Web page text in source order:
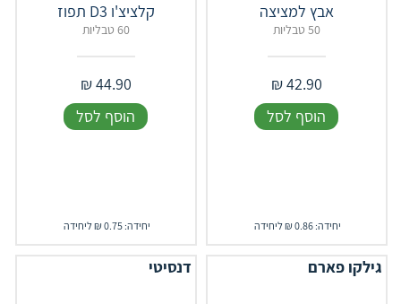
אבץ למציצה
50 טבליות
42.90
₪
הוסף לסל
יחידה: 0.86 ₪ ליחידה
קלציצ'ו D3 תפוז
60 טבליות
44.90
₪
הוסף לסל
יחידה: 0.75 ₪ ליחידה
גילקו פארם דנסיטי